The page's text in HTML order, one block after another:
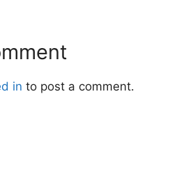
in to post a comment.